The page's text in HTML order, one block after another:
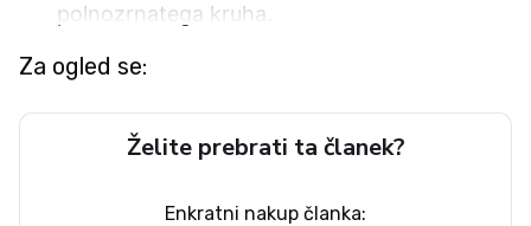
polnozrnatega kruha.
Za ogled se:
Želite prebrati ta članek?
Enkratni nakup članka: